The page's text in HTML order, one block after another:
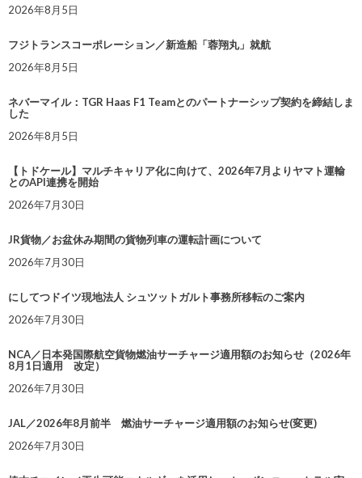
2026年8月5日
フジトランスコーポレーション／新造船「蓉翔丸」就航
2026年8月5日
ネバーマイル：TGR Haas F1 Teamとのパートナーシップ契約を締結しま
した
2026年8月5日
【トドケール】マルチキャリア化に向けて、2026年7月よりヤマト運輸
とのAPI連携を開始
2026年7月30日
JR貨物／お盆休み期間の貨物列車の運転計画について
2026年7月30日
にしてつドイツ現地法人 シュツットガルト事務所移転のご案内
2026年7月30日
NCA／日本発国際航空貨物燃油サーチャージ適用額のお知らせ（2026年
8月1日適用 改定）
2026年7月30日
JAL／2026年8月前半 燃油サーチャージ適用額のお知らせ(変更)
2026年7月30日